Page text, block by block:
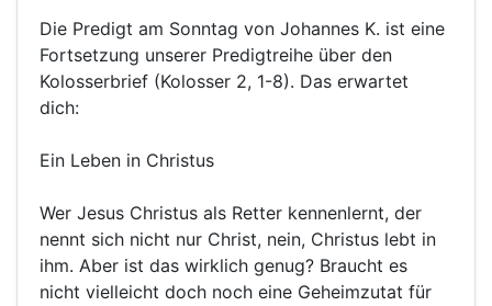
Die Predigt am Sonntag von Johannes K. ist eine
Fortsetzung unserer Predigtreihe über den
Kolosserbrief (Kolosser 2, 1-8). Das erwartet
dich:
Ein Leben in Christus
Wer Jesus Christus als Retter kennenlernt, der
nennt sich nicht nur Christ, nein, Christus lebt in
ihm. Aber ist das wirklich genug? Braucht es
nicht vielleicht doch noch eine Geheimzutat für